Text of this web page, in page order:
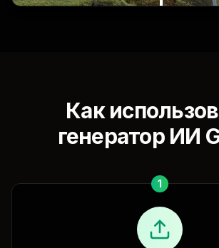
Как
генератор ИИ
1